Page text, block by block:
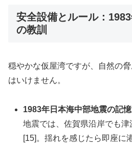
安全設備とルール：
の教訓
穏やかな仮屋湾ですが、自然の
はいけません。
1983年日本海中部地震の記憶
地震では、佐賀県沿岸でも津
[15]。揺れを感じたら即座に